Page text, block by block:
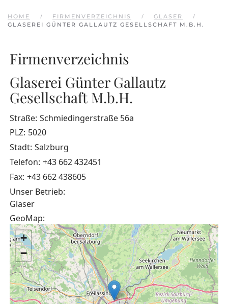
HOME FIRMENVERZEICHNIS
GLASER
GLASEREI GÜNTER GALLAUTZ GESELLSCHAFT M.B.H.
Firmenverzeichnis
Glaserei Günter Gallautz
Gesellschaft M.b.H.
Straße: Schmiedingerstraße 56a
PLZ: 5020
Stadt: Salzburg
Telefon: +43 662 432451
Fax: +43 662 438605
Unser Betrieb:
Glaser
GeoMap:
+
−